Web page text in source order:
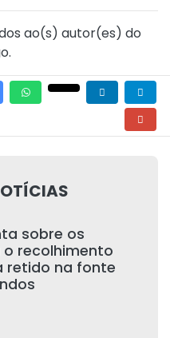
ao(s) autor(es) do
sobre os
recolhimento
retido na fonte